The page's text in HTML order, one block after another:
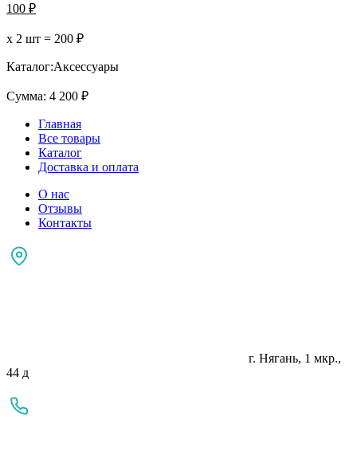
100 ₽
х 2 шт = 200 ₽
Каталог:Аксессуары
Сумма: 4 200 ₽
Главная
Все товары
Каталог
Доставка и оплата
О нас
Отзывы
Контакты
г. Нягань, 1 мкр.,
44 д